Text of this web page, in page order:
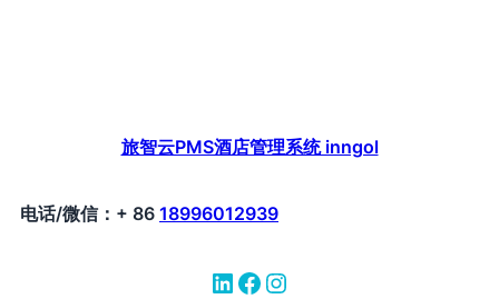
旅智云PMS酒店管理系统 inngol
电话/微信：+ 86 18996012939
LinkedIn Facebook Instagram